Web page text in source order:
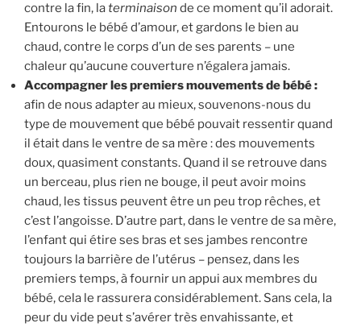
contre la fin, laterminaison de ce moment qu’il adorait.
Entourons le bébé d’amour, et gardons le bien au
chaud, contre le corps d’un de ses parents – une
chaleur qu’aucune couverture n’égalera jamais.
Accompagner les premiers mouvements de bébé :
afin de nous adapter au mieux, souvenons-nous du
type de mouvement que bébé pouvait ressentir quand
il était dans le ventre de sa mère : des mouvements
doux, quasiment constants. Quand il se retrouve dans
un berceau, plus rien ne bouge, il peut avoir moins
chaud, les tissus peuvent être un peu trop rêches, et
c’est l’angoisse. D’autre part, dans le ventre de sa mère,
l’enfant qui étire ses bras et ses jambes rencontre
toujours la barrière de l’utérus – pensez, dans les
premiers temps, à fournir un appui aux membres du
bébé, cela le rassurera considérablement. Sans cela, la
peur du vide peut s’avérer très envahissante, et